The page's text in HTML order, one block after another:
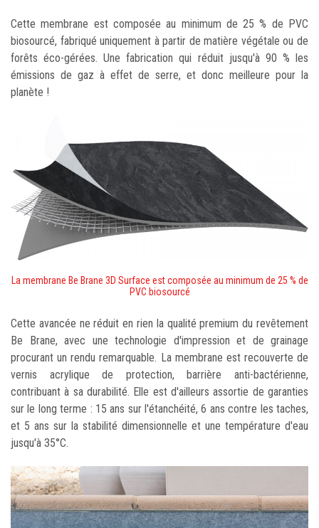
Cette membrane est composée au minimum de 25 % de PVC
biosourcé, fabriqué uniquement à partir de matière végétale ou de
forêts éco-gérées. Une fabrication qui réduit jusqu'à 90 % les
émissions de gaz à effet de serre, et donc meilleure pour la
planète !
La membrane Be Brane 3D Surface est composée au minimum de 25 % de
PVC biosourcé
Cette avancée ne réduit en rien la qualité premium du revêtement
Be Brane, avec une technologie d'impression et de grainage
procurant un rendu remarquable. La membrane est recouverte de
vernis acrylique de protection, barrière anti-bactérienne,
contribuant à sa durabilité. Elle est d'ailleurs assortie de garanties
sur le long terme : 15 ans sur l'étanchéité, 6 ans contre les taches,
et 5 ans sur la stabilité dimensionnelle et une température d'eau
jusqu'à 35°C.